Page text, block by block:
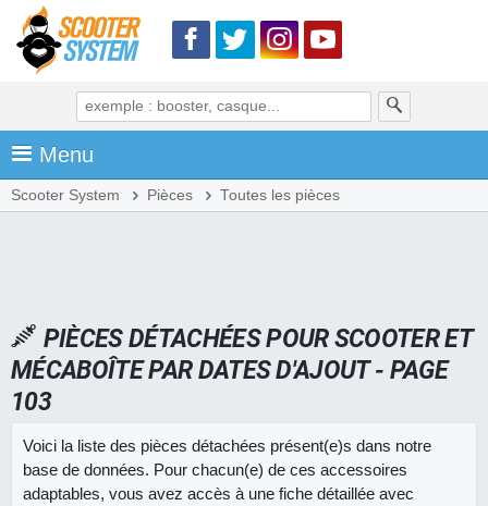
Menu
Scooter System Pièces Toutes les pièces
PIÈCES DÉTACHÉES POUR SCOOTER ET
MÉCABOÎTE PAR DATES D'AJOUT - PAGE
103
Voici la liste des pièces détachées présent(e)s dans notre
base de données. Pour chacun(e) de ces accessoires
adaptables, vous avez accès à une fiche détaillée avec